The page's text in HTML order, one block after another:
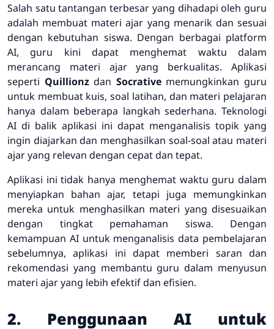
Salah satu tantangan terbesar yang dihadapi oleh guru
adalah membuat materi ajar yang menarik dan sesuai
dengan kebutuhan siswa. Dengan berbagai platform
AI, guru kini dapat menghemat waktu dalam
merancang materi ajar yang berkualitas. Aplikasi
seperti Quillionzdan Socrativememungkinkan guru
untuk membuat kuis, soal latihan, dan materi pelajaran
hanya dalam beberapa langkah sederhana. Teknologi
AI di balik aplikasi ini dapat menganalisis topik yang
ingin diajarkan dan menghasilkan soal-soal atau materi
ajar yang relevan dengan cepat dan tepat.
Aplikasi ini tidak hanya menghemat waktu guru dalam
menyiapkan bahan ajar, tetapi juga memungkinkan
mereka untuk menghasilkan materi yang disesuaikan
dengan tingkat pemahaman siswa. Dengan
kemampuan AI untuk menganalisis data pembelajaran
sebelumnya, aplikasi ini dapat memberi saran dan
rekomendasi yang membantu guru dalam menyusun
materi ajar yang lebih efektif dan efisien.
2. Penggunaan AI untuk